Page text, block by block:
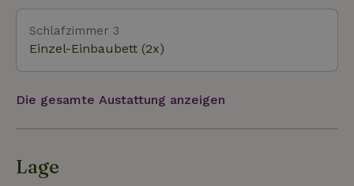
Radtour durch den Bannetocht oder eine Runde
durch das Jisperveld.
Schlafzimmer 3
Einzel-Einbaubett (2x)
Die gesamte Austattung anzeigen
Lage